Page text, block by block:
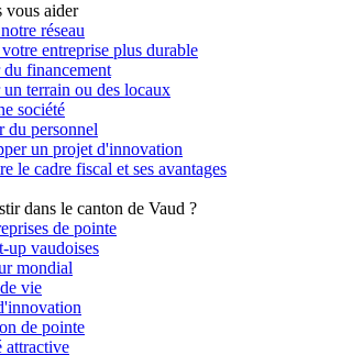
vous aider
réseau
entreprise plus durable
financement
terrain ou des locaux
société
du personnel
un projet d'innovation
le cadre fiscal et ses avantages
dans le canton de Vaud ?
de pointe
up vaudoises
mondial
vie
de pointe
attractive